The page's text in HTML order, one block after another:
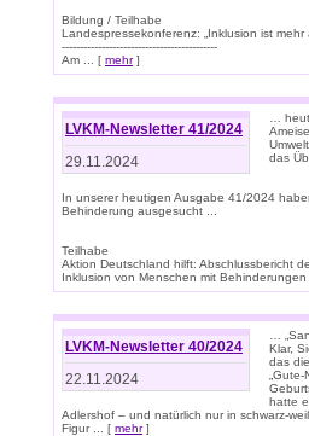
Bildung / Teilhabe
Landespressekonferenz: „Inklusion ist mehr
-------------------------------------------
Am ... [ mehr]
LVKM-Newsletter 41/2024
29.11.2024
…
das
In unserer heutigen Ausgabe 41/2024
Behinderung ausgesucht ...
Teilhabe
Aktion Deutschland hilft: Abschlussbericht
Inklusion von Menschen mit
LVKM-Newsletter 40/2024
22.11.2024
…
Klar,
das
hatte
Adlershof – und natürlich nur in schwarz-
Figur ... [ mehr]